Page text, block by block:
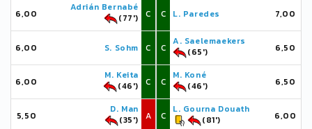
6,00
Adrián Bernabé
(77')
C
6,00 S. Sohm C
6,00
M. Keita
(46')
C
5,50
D. Man
(35')
A
C L. Paredes 7,00
C
A. Saelemaekers
(65')
6,50
C
M. Koné
(46')
6,50
C
L. Gourna Douath
(81')
6,00